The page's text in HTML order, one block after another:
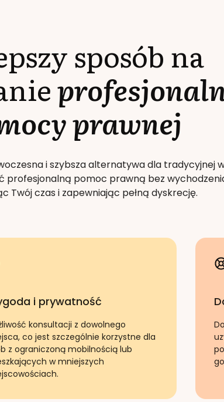
sposób na
prawnej
i szybsza alternatywa dla tradycyjnej
profesjonalną pomoc prawną bez
Twój czas i zapewniając pełną dyskrecję.
i prywatność
konsultacji z dowolnego
co jest szczególnie korzystne dla
z ograniczoną mobilnością lub
w mniejszych